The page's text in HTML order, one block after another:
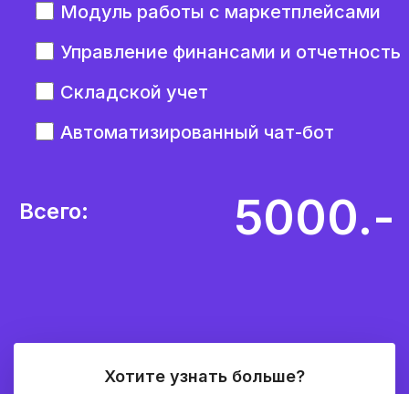
Модуль работы с маркетплейсами
Управление финансами и отчетность
Складской учет
Автоматизированный чат-бот
Всего: 5000.-
Хотите узнать больше?